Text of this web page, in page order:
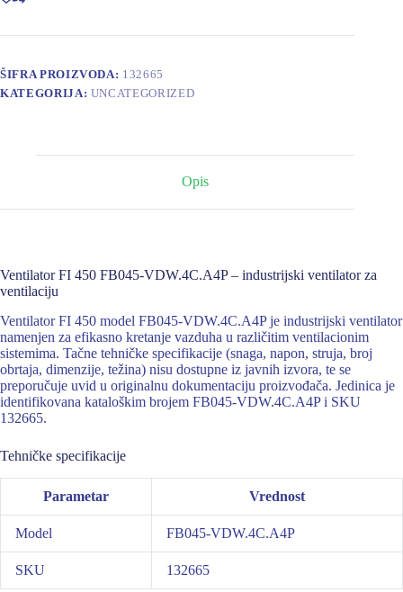
3~
450/340W
1360/1040rpm
količina
ŠIFRA PROIZVODA: 132665
KATEGORIJA: UNCATEGORIZED
Opis
Ventilator FI 450 FB045-VDW.4C.A4P – industrijski ventilator za
ventilaciju
Ventilator FI 450 model FB045-VDW.4C.A4P je industrijski ventilator
namenjen za efikasno kretanje vazduha u različitim ventilacionim
sistemima. Tačne tehničke specifikacije (snaga, napon, struja, broj
obrtaja, dimenzije, težina) nisu dostupne iz javnih izvora, te se
preporučuje uvid u originalnu dokumentaciju proizvođača. Jedinica je
identifikovana kataloškim brojem FB045-VDW.4C.A4P i SKU
132665.
Tehničke specifikacije
Parametar Vrednost
Model FB045-VDW.4C.A4P
SKU
132665